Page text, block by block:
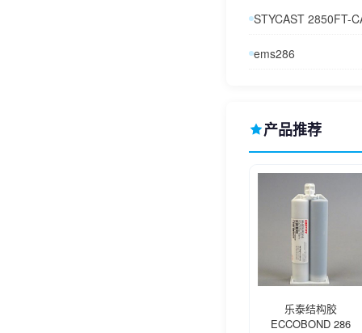
STYCAST 2850FT-
ems286
产品推荐
乐泰结构胶
ECCOBOND 286